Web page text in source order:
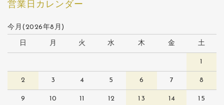
営業日カレンダー
今月(2026年8月)
日 月 火 水 木 金 土
1
2 3 4 5 6 7 8
9 10 11 12 13 14 15